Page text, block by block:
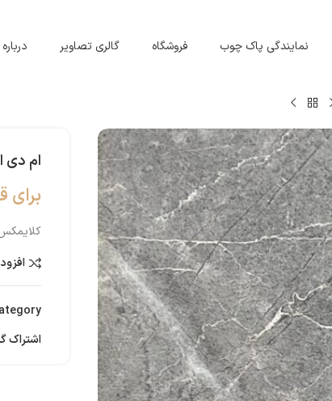
نمایندگی پاک چوب فروشگاه گالری تصاویر
ام دی
برای
کلایمکس
اشتراک